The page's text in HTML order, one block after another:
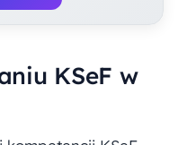
KSeF w